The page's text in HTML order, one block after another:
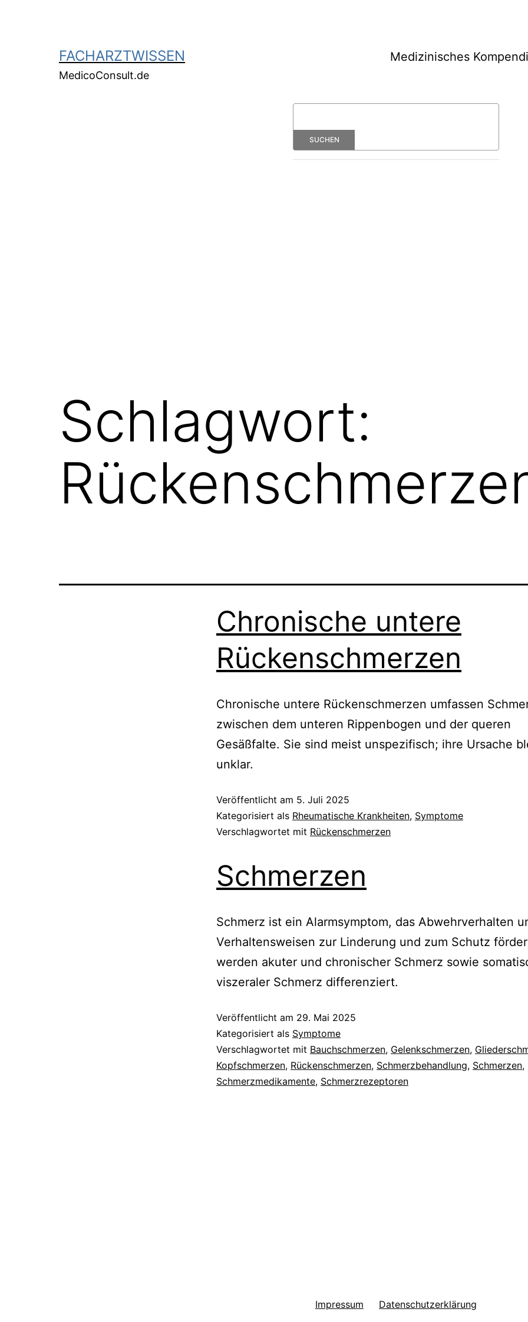
FACHARZTWISSEN
MedicoConsult.de
Medizinisches
Schlagwort:
Chronische untere
Rückenschmerzen
Chronische untere Rückenschmerzen umfassen
zwischen dem unteren Rippenbogen und der queren
Gesäßfalte. Sie sind meist unspezifisch; ihre Ursache
unklar.
Veröffentlicht am 5. Juli 2025
Kategorisiert als Rheumatische Krankheiten, Symptome
Verschlagwortet mit Rückenschmerzen
Schmerzen
Schmerz ist ein Alarmsymptom, das Abwehrverhalten
Verhaltensweisen zur Linderung und zum Schutz
werden akuter und chronischer Schmerz sowie
viszeraler Schmerz differenziert.
Veröffentlicht am 29. Mai 2025
Kategorisiert als Symptome
Verschlagwortet mit Bauchschmerzen, Gelenkschmerzen,
Kopfschmerzen, Rückenschmerzen, Schmerzbehandlung, Schmerzen,
Schmerzmedikamente, Schmerzrezeptoren
Impressum Datenschutzerklärung